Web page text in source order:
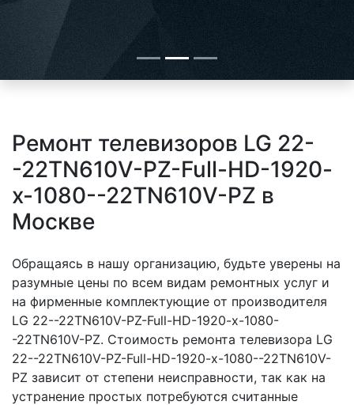
Ремонт телевизоров LG 22-
-22TN610V-PZ-Full-HD-1920-
x-1080--22TN610V-PZ в
Москве
Обращаясь в нашу организацию, будьте уверены на
разумные цены по всем видам ремонтных услуг и
на фирменные комплектующие от производителя
LG 22--22TN610V-PZ-Full-HD-1920-x-1080-
-22TN610V-PZ. Стоимость ремонта телевизора LG
22--22TN610V-PZ-Full-HD-1920-x-1080--22TN610V-
PZ зависит от степени неисправности, так как на
устранение простых потребуются считанные